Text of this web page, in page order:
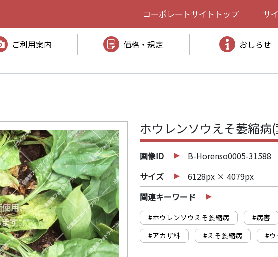
コーポレートサイト トップ サ
ご利用案内 価格・規定 おしらせ
ホウレンソウえそ萎縮病
画像ID
B-Horenso0005-31588
サイズ
6128px × 4079px
関連キーワード
#ホウレンソウえそ萎縮病 #病害
#アカザ科
#えそ萎縮病 #ウ